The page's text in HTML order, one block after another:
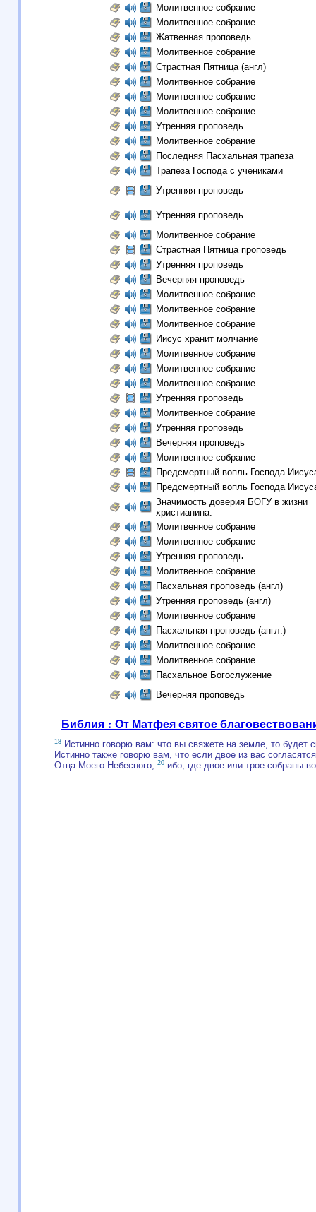
Молитвенное собрание
Молитвенное собрание
Жатвенная проповедь
Молитвенное собрание
Страстная Пятница (англ)
Молитвенное собрание
Молитвенное собрание
Молитвенное собрание
Утренняя проповедь
Молитвенное собрание
Последняя Пасхальная трапеза
Трапеза Господа с учениками
Утренняя проповедь
Утренняя проповедь
Молитвенное собрание
Страстная Пятница проповедь
Утренняя проповедь
Вечерняя проповедь
Молитвенное собрание
Молитвенное собрание
Молитвенное собрание
Иисус хранит молчание
Молитвенное собрание
Молитвенное собрание
Молитвенное собрание
Утренняя проповедь
Молитвенное собрание
Утренняя проповедь
Вечерняя проповедь
Молитвенное собрание
Предсмертный вопль Господа
Предсмертный вопль Господа
Значимость доверия БОГУ в жизни
христианина.
Молитвенное собрание
Молитвенное собрание
Утренняя проповедь
Молитвенное собрание
Пасхальная проповедь (англ)
Утренняя проповедь (англ)
Молитвенное собрание
Пасхальная проповедь (англ.)
Молитвенное собрание
Молитвенное собрание
Пасхальное Богослужение
Вечерняя проповедь
Библия : От Матфея святое
18 Истинно говорю вам: что вы свяжете на земле, то будет
Истинно также говорю вам, что если двое из вас
Отца Моего Небесного, 20 ибо, где двое или трое собраны